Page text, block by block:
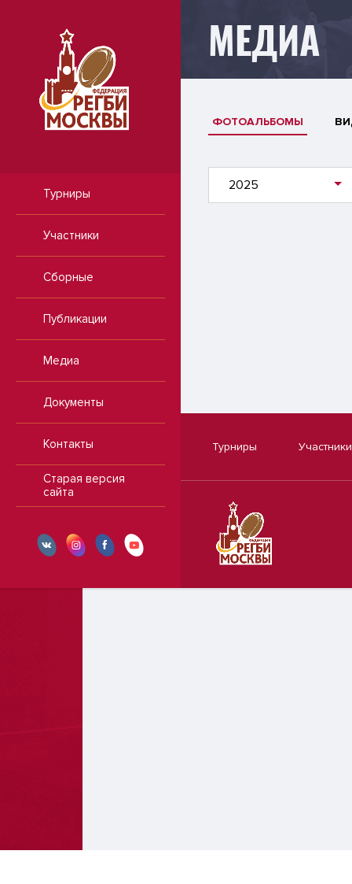
Турниры
Участники
Сборные
Публикации
Медиа
Документы
Контакты
Старая версия
сайта
МЕДИА
ФОТОАЛЬБОМЫ
2025
Турниры Участники